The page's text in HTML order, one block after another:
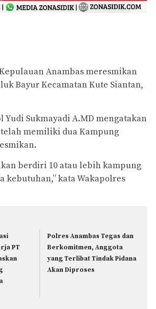
Kepulauan Anambas meresmikan
Bayur Kecamatan Kute Siantan,
Sukmayadi A.MD mengatakan
memiliki dua Kampung
berdiri 10 atau lebih kampung
kebutuhan,” kata Wakapolres
PT
Polres Anambas Tegas dan
Berkomitmen, Anggota
yang Terlibat Tindak Pidana
Akan Diproses